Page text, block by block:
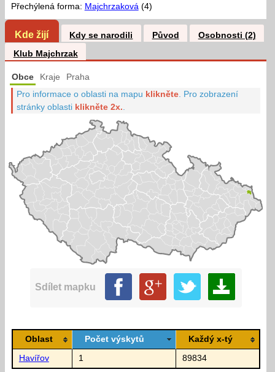
Přechýlená forma: Majchrzaková(4)
Kde žijí Kdy se narodili Původ
Osobnosti (2)
Klub Majchrzak
Obce Kraje Praha
Pro informace o oblasti na mapu klikněte Pro zobrazení
stránky oblasti klikněte 2x.
Sdílet mapku
Oblast Počet výskytů Každý x-tý
Havířov 1 89834